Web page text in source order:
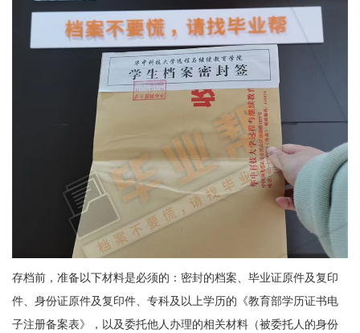
存档前，准备以下材料是必须的：密封的档案、毕业证原件及复印
件、身份证原件及复印件、专科及以上学历的《教育部学历证书电
子注册备案表》，以及委托他人办理的相关材料（被委托人的身份